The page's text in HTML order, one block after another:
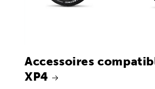
Accessoires
XP4